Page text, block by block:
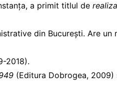
a primit titlul de
din București. Are un
2018).
(Editura Dobrogea, 2009)